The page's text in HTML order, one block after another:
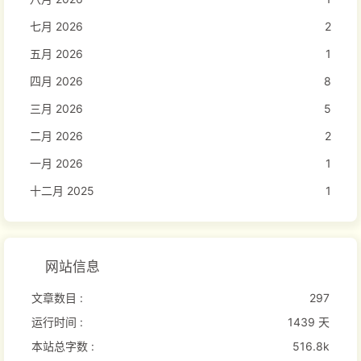
七月 2026
2
五月 2026
1
四月 2026
8
三月 2026
5
二月 2026
2
一月 2026
1
十二月 2025
1
网站信息
文章数目 :
297
运行时间 :
1439 天
本站总字数 :
516.8k